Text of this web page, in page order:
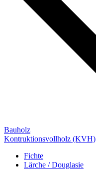
Bauholz
Kontruktionsvollholz (KVH)
Fichte
Lärche / Douglasie